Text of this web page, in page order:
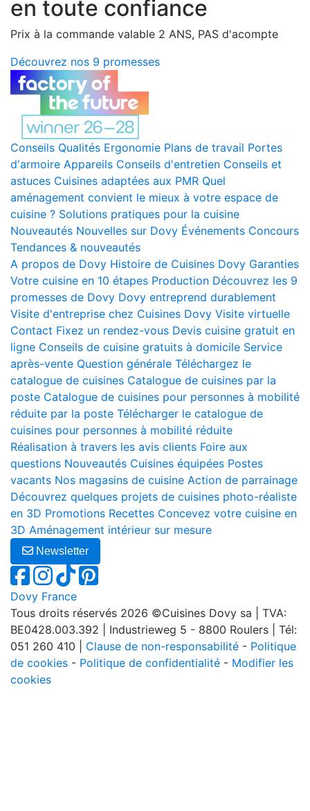
en toute confiance
Prix à la commande valable 2 ANS, PAS d'acompte
Découvrez nos 9 promesses
Conseils Qualités Ergonomie Plans de travail Portes
d'armoire Appareils Conseils d'entretien Conseils et
astuces Cuisines adaptées aux PMR Quel
aménagement convient le mieux à votre espace de
cuisine ? Solutions pratiques pour la cuisine
Nouveautés Nouvelles sur Dovy Événements Concours
Tendances & nouveautés
A propos de Dovy Histoire de Cuisines Dovy Garanties
Votre cuisine en 10 étapes Production Découvrez les 9
promesses de Dovy Dovy entreprend durablement
Visite d'entreprise chez Cuisines Dovy Visite virtuelle
Contact Fixez un rendez-vous Devis cuisine gratuit en
ligne Conseils de cuisine gratuits à domicile Service
après-vente Question générale Téléchargez le
catalogue de cuisines Catalogue de cuisines par la
poste Catalogue de cuisines pour personnes à mobilité
réduite par la poste Télécharger le catalogue de
cuisines pour personnes à mobilité réduite
Réalisation à travers les avis clients Foire aux
questions Nouveautés Cuisines équipées Postes
vacants Nos magasins de cuisine Action de parrainage
Découvrez quelques projets de cuisines photo-réaliste
en 3D Promotions Recettes Concevez votre cuisine en
3D Aménagement intérieur sur mesure
Newsletter
Dovy France
Tous droits réservés 2026 ©Cuisines Dovy sa | TVA:
BE0428.003.392 | Industrieweg 5 - 8800 Roulers | Tél:
051 260 410 | Clause de non-responsabilité - Politique
de cookies - Politique de confidentialité - Modifier les
cookies